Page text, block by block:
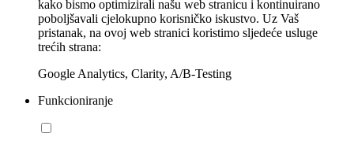
kako bismo optimizirali našu web stranicu i kontinuirano
poboljšavali cjelokupno korisničko iskustvo. Uz Vaš
pristanak, na ovoj web stranici koristimo sljedeće usluge
trećih strana:
Google Analytics, Clarity, A/B-Testing
Funkcioniranje